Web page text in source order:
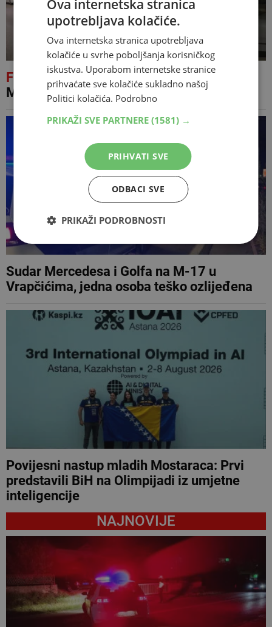
FOTO
Dio ruševine pao na automobile u
Mostaru
Sudar Mercedesa i Golfa na M-17 u
Vrapčićima, jedna osoba teško ozlijeđena
Povijesni nastup mladih Mostaraca: Prvi
predstavili BiH na Olimpijadi iz umjetne
inteligencije
NAJNOVIJE
Ova internetska stranica
upotrebljava kolačiće.
Ova internetska stranica upotrebljava
kolačiće u svrhe poboljšanja korisničkog
iskustva. Uporabom internetske stranice
prihvaćate sve kolačiće sukladno našoj
Politici kolačića. Podrobno
PRIKAŽI SVE PARTNERE (1581) →
PRIHVATI SVE
ODBACI SVE
PRIKAŽI PODROBNOSTI